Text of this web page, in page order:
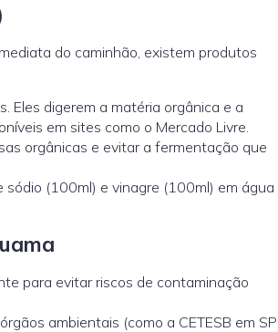
do caminhão, existem produtos
Eles digerem a matéria orgânica e a
em sites como o Mercado Livre.
orgânicas e evitar a fermentação que
(100ml) e vinagre (100ml) em água
para evitar riscos de contaminação
ambientais (como a CETESB em SP